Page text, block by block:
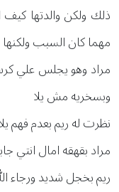
ذلك ولكن والدتها
مهما كان السبب
مراد وهو يجلس علي
وبسخريه مش يلا
نظرت له ريم بعدم فهم
مراد بقهقه امال انتي
ريم بخجل شديد ورجاء